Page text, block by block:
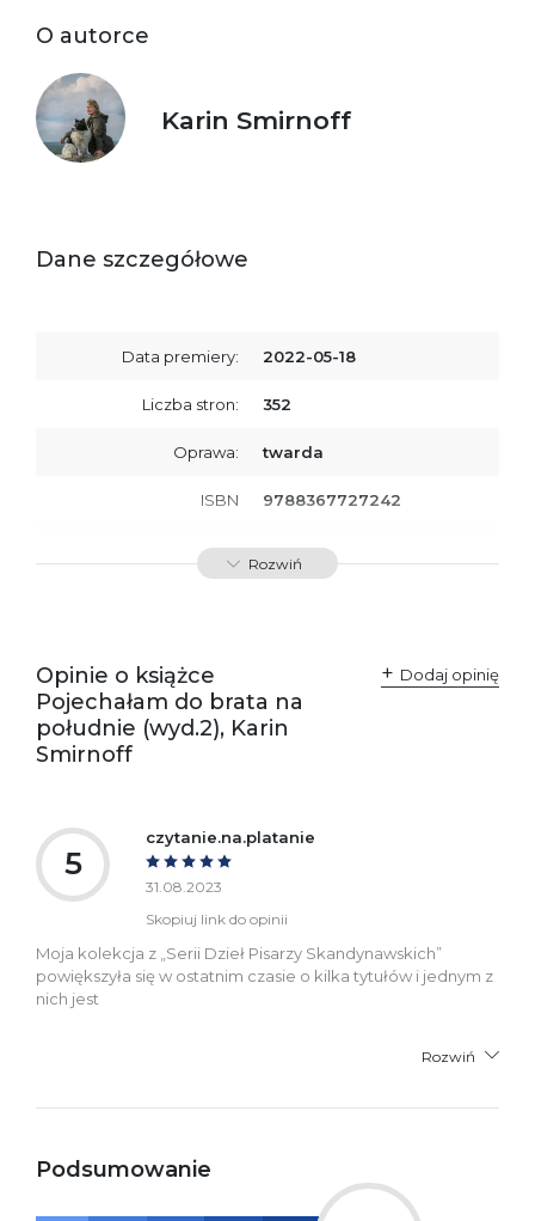
O autorce
Karin Smirnoff
Dane szczegółowe
Data premiery: 2022-05-18
Liczba stron: 352
Oprawa: twarda
ISBN 9788367727242
SKU: K800441
kontakt@wydajenamsie.pl
+48 61 623 38 38
Ostrzeżenia oraz
Rozwiń
Opinie o książce
Pojechałam do brata na
południe (wyd.2), Karin
Smirnoff
Dodaj opinię
5
czytanie.na.platanie
31.08.2023
Skopiuj link do opinii
Moja kolekcja z „Serii Dzieł Pisarzy Skandynawskich”
powiększyła się w ostatnim czasie o kilka tytułów i jednym z
nich jest
Rozwiń
Podsumowanie